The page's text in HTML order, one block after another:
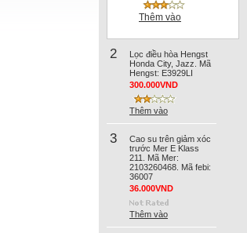
Thêm vào
2
Lọc điều hòa Hengst
Honda City, Jazz. Mã
Hengst: E3929LI
300.000VND
Thêm vào
3
Cao su trên giảm xóc
trước Mer E Klass
211. Mã Mer:
2103260468. Mã febi:
36007
36.000VND
Thêm vào